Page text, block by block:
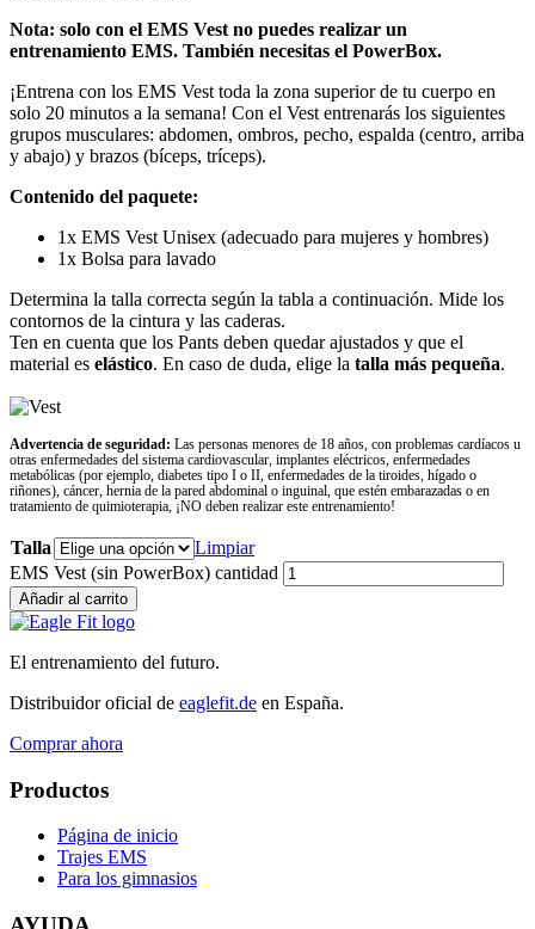
Nota: solo con el EMS Vest no puedes realizar un
entrenamiento EMS. También necesitas el PowerBox.
¡Entrena con los EMS Vest toda la zona superior de tu cuerpo en
solo 20 minutos a la semana! Con el Vest entrenarás los siguientes
grupos musculares: abdomen, ombros, pecho, espalda (centro, arriba
y abajo) y brazos (bíceps, tríceps).
Contenido del paquete:
1x EMS Vest Unisex (adecuado para mujeres y hombres)
1x Bolsa para lavado
Determina la talla correcta según la tabla a continuación. Mide los
contornos de la cintura y las caderas.
Ten en cuenta que los Pants deben quedar ajustados y que el
material es elástico. En caso de duda, elige la talla más pequeña.
Advertencia de seguridad: Las personas menores de 18 años, con problemas cardíacos u
otras enfermedades del sistema cardiovascular, implantes eléctricos, enfermedades
metabólicas (por ejemplo, diabetes tipo I o II, enfermedades de la tiroides, hígado o
riñones), cáncer, hernia de la pared abdominal o inguinal, que estén embarazadas o en
tratamiento de quimioterapia, ¡NO deben realizar este entrenamiento!
Talla
Limpiar
EMS Vest (sin PowerBox) cantidad
Añadir al carrito
El entrenamiento del futuro.
Distribuidor oficial de eaglefit.de en España.
Comprar ahora
Productos
Página de inicio
Trajes EMS
Para los gimnasios